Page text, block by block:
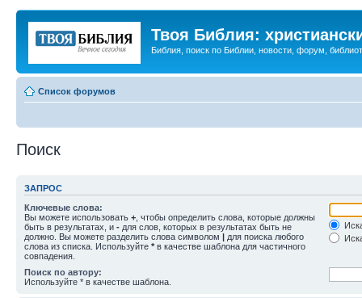
Твоя Библия:
Библия, поиск по Библии, новости, форум,
Список форумов
Поиск
ЗАПРОС
Ключевые слова:
Вы можете использовать + , чтобы определить слова, которые должны
быть в результатах, и - для слов, которых в результатах быть не
должно. Вы можете разделить слова символом | для поиска любого
слова из списка. Используйте * в качестве шаблона для частичного
совпадения.
Поиск по автору:
Используйте * в качестве шаблона.